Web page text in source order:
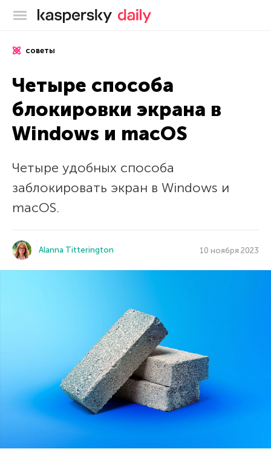
Блог Касперского
советы
Четыре способа
блокировки экрана в
Windows и macOS
Четыре удобных способа
заблокировать экран в Windows и
macOS.
Alanna Titterington 10 ноября 2023